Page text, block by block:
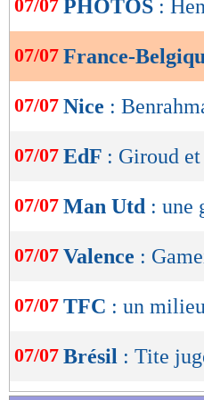
de
OK
07/07 PHOTOS :
07/07 France-
07/07 Nice :
07/07 EdF : Giroud et
07/07 Man Utd : une
07/07 Valence :
07/07 TFC : un
07/07 Brésil : Tite